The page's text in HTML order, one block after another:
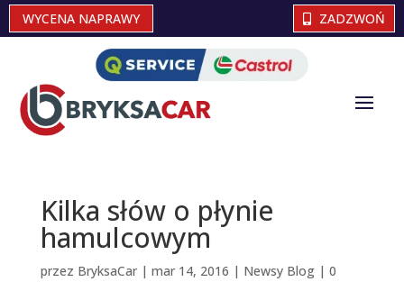
WYCENA NAPRAWY ZADZWOŃ
Kilka słów o płynie
hamulcowym
przez BryksaCar| mar 14, 2016 | Newsy Blog| 0